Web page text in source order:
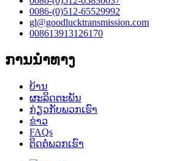
0086-(0)512-65529992
gl@goodlucktransmission.com
008613913126170
ການນໍາທາງ
ບ້ານ
ຜະລິດຕະພັນ
ກ່ຽວກັບພວກເຮົາ
ຂ່າວ
FAQs
ຕິດຕໍ່ພວກເຮົາ